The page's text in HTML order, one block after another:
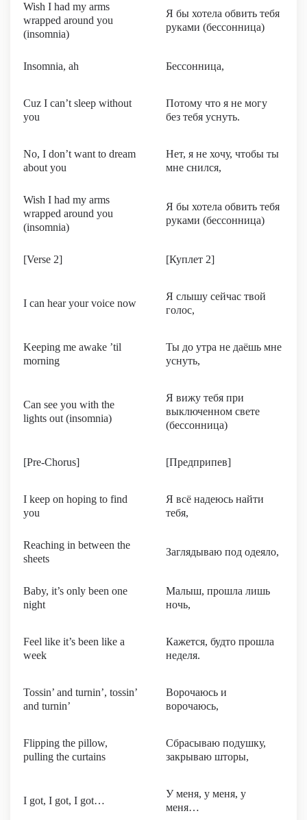
Wish I had my arms
wrapped around you
(insomnia)
Я бы хотела обвить тебя
руками (бессонница)
Insomnia, ah Бессонница,
Cuz I can’t sleep without
you
Потому что я не могу
без тебя уснуть.
No, I don’t want to dream
about you
Нет, я не хочу, чтобы ты
мне снился,
Wish I had my arms
wrapped around you
(insomnia)
Я бы хотела обвить тебя
руками (бессонница)
[Verse 2] [Куплет 2]
I can hear your voice now
Я слышу сейчас твой
голос,
Keeping me awake ’til
morning
Ты до утра не даёшь мне
уснуть,
Can see you with the
lights out (insomnia)
Я вижу тебя при
выключенном свете
(бессонница)
[Pre-Chorus] [Предприпев]
I keep on hoping to find
you
Я всё надеюсь найти
тебя,
Reaching in between the
sheets
Заглядываю под одеяло,
Baby, it’s only been one
night
Малыш, прошла лишь
ночь,
Feel like it’s been like a
week
Кажется, будто прошла
неделя.
Tossin’ and turnin’, tossin’
and turnin’
Ворочаюсь и
ворочаюсь,
Flipping the pillow,
pulling the curtains
Сбрасываю подушку,
закрываю шторы,
I got, I got, I got…
У меня, у меня, у
меня…